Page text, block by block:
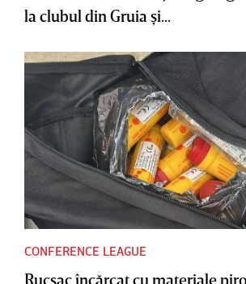
la clubul din Gruia şi...
CONFERENCE LEAGUE
Rucsac încărcat cu materiale